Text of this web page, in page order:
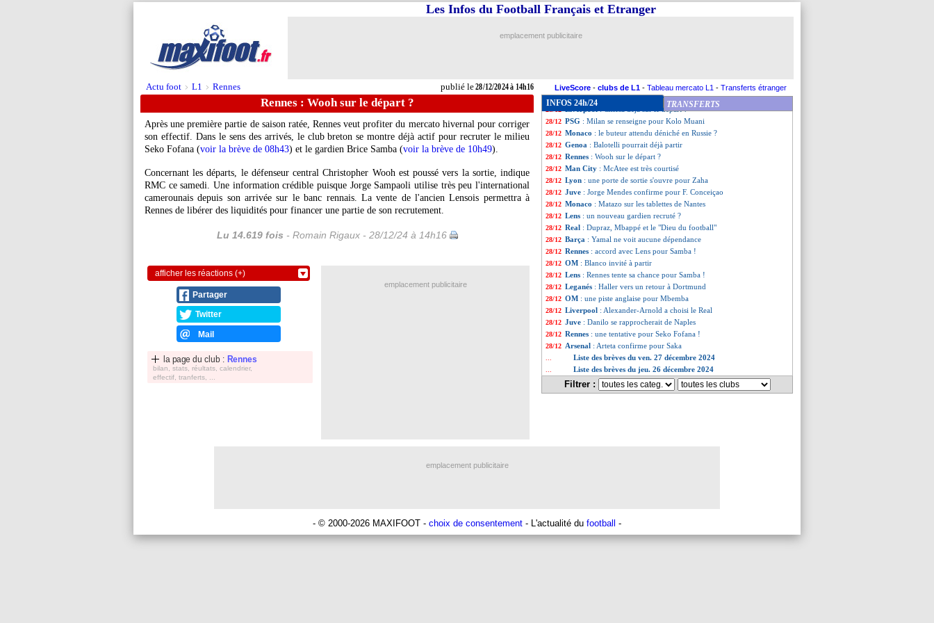
Actu foot > L1 > Rennes publié le28/12/2024 à 14h16
Les Infos du Football Français et Etranger
emplacement publicitaire
LiveScore - clubs de L1 - Tableau mercato L1 - Transferts étranger
Rennes : Wooh sur le départ ?
Après une première partie de saison ratée, Rennes veut profiter du mercato hivernal pour corriger
son effectif. Dans le sens des arrivés, le club breton se montre déjà actif pour recruter le milieu
Seko Fofana (voir la brève de 08h43) et le gardien Brice Samba (voir la brève de 10h49).
Concernant les départs, le défenseur central Christopher Wooh est poussé vers la sortie, indique
RMC ce samedi. Une information crédible puisque Jorge Sampaoli utilise très peu l'international
camerounais depuis son arrivée sur le banc rennais. La vente de l'ancien Lensois permettra à
Rennes de libérer des liquidités pour financer une partie de son recrutement.
Lu 14.619 fois - Romain Rigaux - 28/12/24 à 14h16
afficher les réactions (+)
Partager
Twitter
Mail
la page du club : Rennes
bilan, stats, réultats, calendrier,
effectif, tranferts, ...
INFOS 24h/24 TRANSFERTS
28/12 Man Utd: Souness pique Bruno Fernandes
28/12 Milan: Fonseca motive Hernandez
28/12 Divers
28/12 Man Utd : Ruben Amorim conscient de sa situation
28/12 Séville: Barco va retourner à Brighton
: Chiesa déjà sur le départ ?
28/12 PSG : Milan se renseigne pour Kolo Muani
28/12 Monaco : le buteur attendu déniché en Russie ?
28/12 Genoa : Balotelli pourrait déjà partir
28/12 Rennes : Wooh sur le départ ?
28/12 Man City : McAtee est très courtisé
28/12 Lyon : une porte de sortie s'ouvre pour Zaha
28/12 Juve : Jorge Mendes confirme pour F. Conceiçao
28/12 Monaco : Matazo sur les tablettes de Nantes
28/12 Lens : un nouveau gardien recruté ?
28/12 Real : Dupraz, Mbappé et le "Dieu du football"
28/12 Barça : Yamal ne voit aucune dépendance
28/12 Rennes : accord avec Lens pour Samba !
28/12 OM : Blanco invité à partir
28/12 Lens : Rennes tente sa chance pour Samba !
28/12 Leganés : Haller vers un retour à Dortmund
28/12 OM : une piste anglaise pour Mbemba
28/12 Liverpool : Alexander-Arnold a choisi le Real
28/12 Juve : Danilo se rapprocherait de Naples
28/12 Rennes : une tentative pour Seko Fofana !
28/12 Arsenal : Arteta confirme pour Saka
Liste des brèves du ven. 27 décembre 2024
Liste des brèves du jeu. 26 décembre 2024
Filtrer :
emplacement publicitaire
emplacement publicitaire
- © 2000-2026 MAXIFOOT - choix de consentement - L'actualité du football -